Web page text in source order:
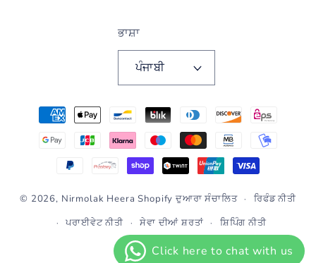
ਭਾਸ਼ਾ
ਪੰਜਾਬੀ
ਭੁਗਤਾਨ
ਵਿਧੀਆਂ
© 2026, Nirmolak Heera Shopify ਦੁਆਰਾ ਸੰਚਾਲਿਤ
ਰਿਫੰਡ ਨੀਤੀ
ਪਰਾਈਵੇਟ ਨੀਤੀ
ਸੇਵਾ ਦੀਆਂ ਸ਼ਰਤਾਂ
ਸ਼ਿਪਿੰਗ ਨੀਤੀ
ਸੰਪਰਕ ਜਾਣਕਾਰੀ